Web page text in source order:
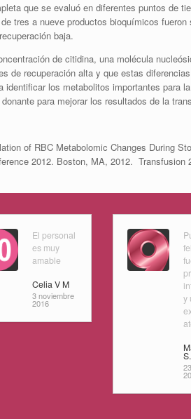
que se evaluó en diferentes puntos de
tres a nueve productos bioquímicos
baja.
de citidina, una molécula
de recuperación alta y que estas
los metabolitos importantes para
para mejorar los resultados de la
of RBC Metabolomic Changes During
2012. Boston, MA, 2012. Transfusion
El personal
es muy
amable
Celia V M
3 noviembre
2016
y
S.